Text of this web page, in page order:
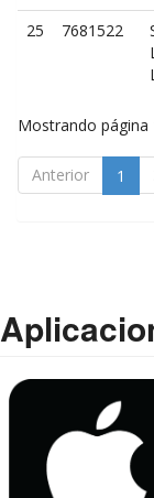
25 7681522
Mostrando página
Anterior 1